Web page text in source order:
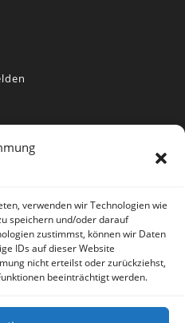
verwenden wir Technologien wie
speichern und/oder darauf
zustimmst, können wir Daten
IDs auf dieser Website
nicht erteilst oder zurückziehst,
beeinträchtigt werden.